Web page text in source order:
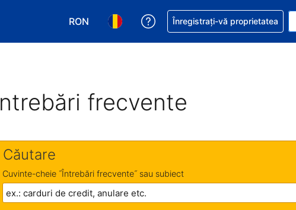
RON
Alegeţi moneda. Moneda actuală este Leu nou
Alegeți limba. Limba actuală este Română
Primiți asistență cu privire la
Înregistrați-vă proprietatea
frecvente
Căutare
Cuvinte-cheie ˝Întrebări frecvente˝ sau subiect